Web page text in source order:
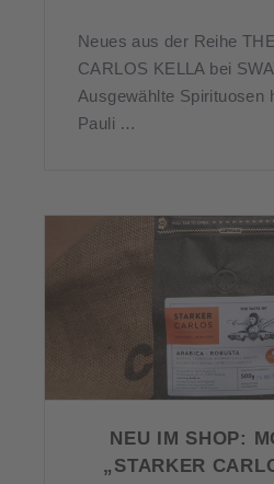
Neues aus der Reihe
CARLOS KELLA bei
Ausgewählte Spirituosen
Pauli …
NEU IM SHOP:
„STARKER